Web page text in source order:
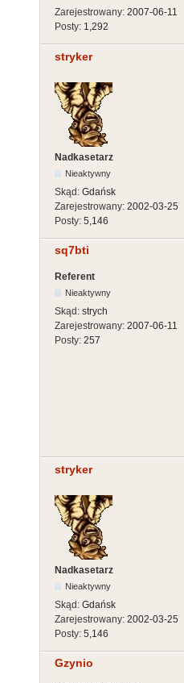
Zarejestrowany: 2007-06-11
Posty: 1,292
stryker
Nadkasetarz
Nieaktywny
Skąd: Gdańsk
Zarejestrowany: 2002-03-25
Posty: 5,146
sq7bti
Referent
Nieaktywny
Skąd: strych
Zarejestrowany: 2007-06-11
Posty: 257
stryker
Nadkasetarz
Nieaktywny
Skąd: Gdańsk
Zarejestrowany: 2002-03-25
Posty: 5,146
Gzynio